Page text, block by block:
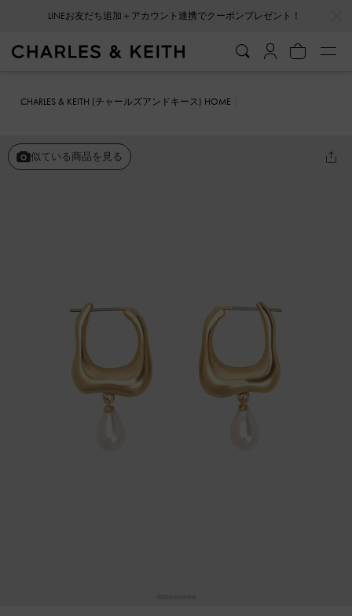
LINEお友だち追加＋アカウント連携でクーポンプレゼント！
CHARLES & KEITH (チャールズアンドキース) HOME
似ている商品を見る